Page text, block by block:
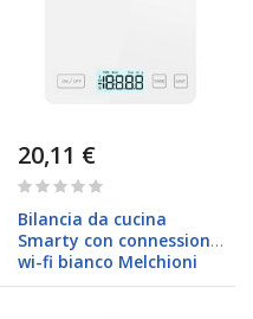
20,11 €
Rating:
Bilancia da cucina
Smarty con connessione
wi-fi bianco Melchioni